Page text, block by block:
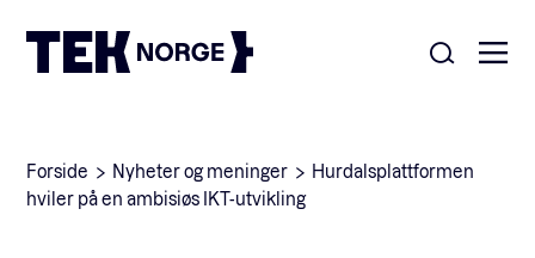
Om oss
Medlemskap
Forside Nyheter og meninger
Hurdalsplattformen
hviler på en ambisiøs IKT-utvikling